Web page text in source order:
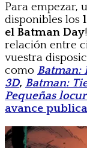
Para empezar,
disponibles los
el Batman Day
relación entre
vuestra
como Batman:
3D, Batman:
Pequeñas
avance